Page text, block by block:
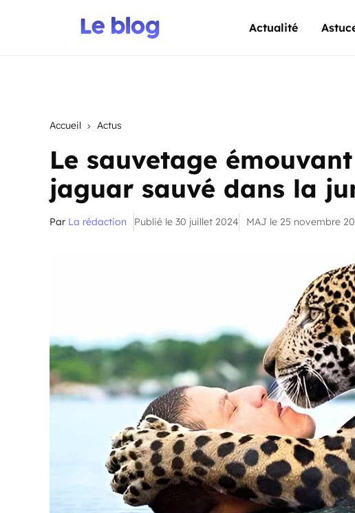
Actualité
Accueil Actus
Le sauvetage
jaguar sauvé dans la
Par La rédaction Publié le 30 juillet 2024 MAJ le 25 novembre